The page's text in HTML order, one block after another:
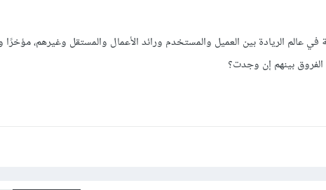
عالم الريادة بين العميل والمستخدم ورائد الأعمال والمستقل وغيرهم، مؤخرًا
بينهم إن وجدت؟